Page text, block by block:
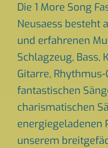
Die 1 More Song
Neusaess besteht
und erfahrenen
Schlagzeug, Bass,
Gitarre,
fantastischen
charismatischen
energiegeladenen
unserem